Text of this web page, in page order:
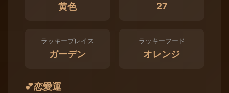
黄色 27
ラッキープレイス
ガーデン
ラッキーフード
オレンジ
💕恋愛運